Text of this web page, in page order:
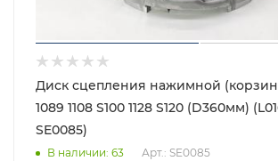
Диск сцепления нажимной
1089 1108 S100 1128 S120 (D360мм)
SE0085)
В наличии: 63 Арт.: SE0085